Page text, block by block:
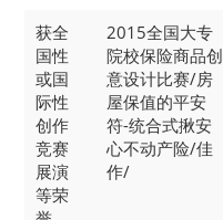
获全
国性
或国
际性
创作
竞赛
展演
等荣
2015全国大专
院校保险商品创
意设计比赛/房
屋保值的平安
符-统合式揪安
心不动产险/佳
作/